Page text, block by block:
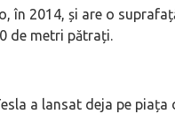
în 2014, și are o
de metri pătrați.
a lansat deja pe piața